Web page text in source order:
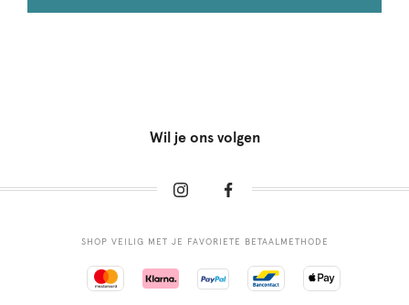
Wil je ons volgen
SHOP VEILIG MET JE FAVORIETE BETAALMETHODE